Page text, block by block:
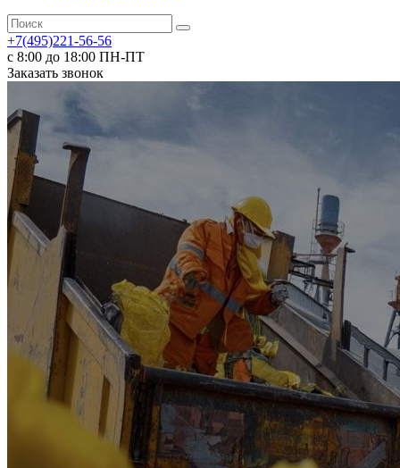
+7(495)221-56-56
с 8:00 до 18:00 ПН-ПТ
Заказать звонок